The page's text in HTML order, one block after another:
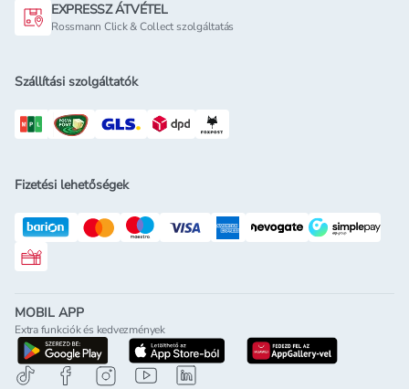
EXPRESSZ ÁTVÉTEL
Rossmann Click & Collect szolgáltatás
Szállítási szolgáltatók
Fizetési lehetőségek
Rossmann ajándékkártya
MOBIL APP
Extra funkciók és kedvezmények
letöltés a google-play-rölletöltés az app-store-ból
letöltés